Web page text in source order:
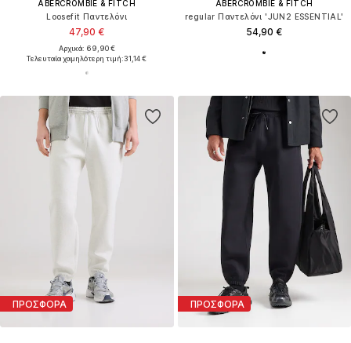
ABERCROMBIE & FITCH
Loosefit Παντελόνι
47,90 €
Αρχικά: 69,90 €
Τελευταία χαμηλότερη τιμή:31,14 €
ABERCROMBIE & FITCH
regular Παντελόνι 'JUN2 ESSENTIAL'
54,90 €
ΠΡΟΣΦΟΡΑ ΠΡΟΣΦΟΡΑ